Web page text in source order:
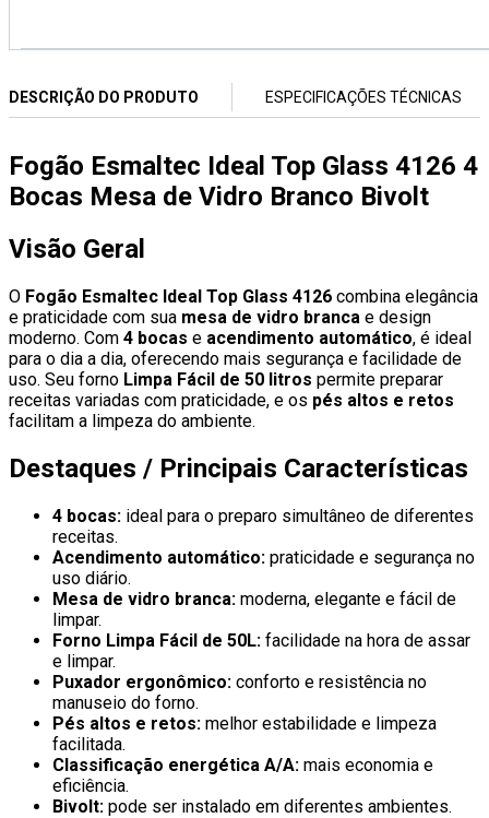
DESCRIÇÃO DO PRODUTO ESPECIFICAÇÕES TÉCNICAS
Fogão Esmaltec Ideal Top Glass 4126 4
Bocas Mesa de Vidro Branco Bivolt
Visão Geral
O Fogão Esmaltec Ideal Top Glass 4126 combina elegância
e praticidade com sua mesa de vidro branca e design
moderno. Com 4 bocas e acendimento automático, é ideal
para o dia a dia, oferecendo mais segurança e facilidade de
uso. Seu forno Limpa Fácil de 50 litros permite preparar
receitas variadas com praticidade, e os pés altos e retos
facilitam a limpeza do ambiente.
Destaques / Principais Características
4 bocas: ideal para o preparo simultâneo de diferentes
receitas.
Acendimento automático: praticidade e segurança no
uso diário.
Mesa de vidro branca: moderna, elegante e fácil de
limpar.
Forno Limpa Fácil de 50L: facilidade na hora de assar
e limpar.
Puxador ergonômico: conforto e resistência no
manuseio do forno.
Pés altos e retos: melhor estabilidade e limpeza
facilitada.
Classificação energética A/A: mais economia e
eficiência.
Bivolt: pode ser instalado em diferentes ambientes.